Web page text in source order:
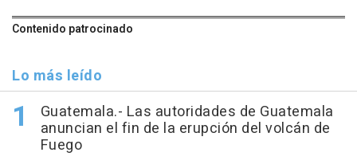
Contenido patrocinado
Lo más leído
Guatemala.- Las autoridades de Guatemala
anuncian el fin de la erupción del volcán de
Fuego